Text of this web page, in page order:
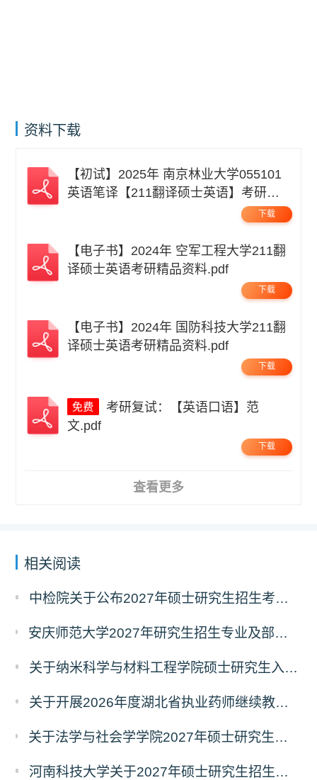
资料下载
【初试】2025年 南京林业大学055101
英语笔译【211翻译硕士英语】考研精
下载
【电子书】2024年 空军工程大学211翻
译硕士英语考研精品资料.pdf
下载
【电子书】2024年 国防科技大学211翻
译硕士英语考研精品资料.pdf
下载
文.pdf
下载
查看更多
相关阅读
中检院关于公布2027年硕士研究生招生考试自命题科目考试大纲（初试）的通知
安庆师范大学2027年研究生招生专业及部分考试自命题科目调整温馨提示（7月23日更新）
关于纳米科学与材料工程学院硕士研究生入学考试（初试）考试科目变更的通知
关于开展2026年度湖北省执业药师继续教育 专业科目网络培训的通告
关于法学与社会学学院2027年硕士研究生招生考试（初试）考试科目及参考书目变更的通知
河南科技大学关于2027年硕士研究生招生考试部分专业初试科目调整的通知